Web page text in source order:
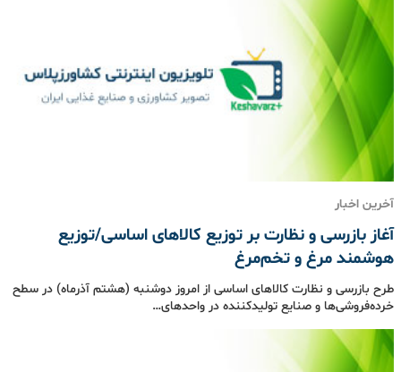
آخرین اخبار
آغاز بازرسی و نظارت بر توزیع کالاهای اساسی/توزیع
هوشمند مرغ و تخم‌مرغ
طرح بازرسی و نظارت کالاهای اساسی از امروز دوشنبه (هشتم آذرماه) در سطح
خرده‌فروشی‌ها و صنایع تولیدکننده در واحدهای…